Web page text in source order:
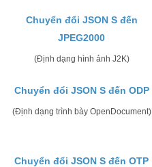
Chuyển đổi JSON S đến
JPEG2000
(Định dạng hình ảnh J2K)
Chuyển đổi JSON S đến ODP
(Định dạng trình bày OpenDocument)
Chuyển đổi JSON S đến OTP